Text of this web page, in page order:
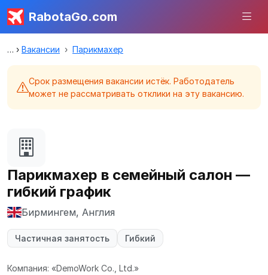
RabotaGo.com
Вакансии Парикмахер
Срок размещения вакансии истёк. Работодатель
может не рассматривать отклики на эту вакансию.
Парикмахер в семейный салон —
гибкий график
Бирмингем, Англия
Частичная занятость Гибкий
Компания: «DemoWork Co., Ltd.»